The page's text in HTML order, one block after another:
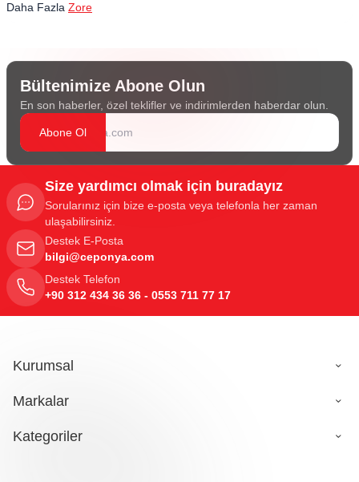
Daha Fazla Zore
Bültenimize Abone Olun
En son haberler, özel teklifler ve indirimlerden haberdar olun.
Abone Ol
Size yardımcı olmak için buradayız
Sorularınız için bize e-posta veya telefonla her zaman
ulaşabilirsiniz.
Destek E-Posta
bilgi@ceponya.com
Destek Telefon
+90 312 434 36 36 - 0553 711 77 17
Kurumsal
Markalar
Kategoriler